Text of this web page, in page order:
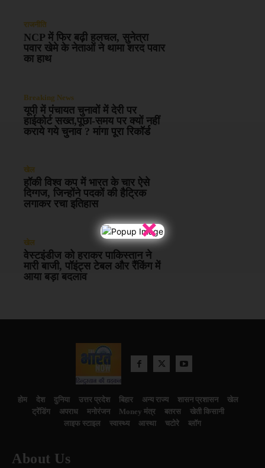
×
राजनीति
NCP में फिर बढ़ी हलचल, सुनेत्रा
पवार खेमे के नेताओं ने थामा शरद पवार
का हाथ
Breaking News
यूपी में पंचायत चुनावों में देरी पर
हाईकोर्ट सख्त,पूछा-समय पर क्यों नहीं
कराये गये चुनाव ? मांगा पूरा रिकॉर्ड
खेल
हॉकी विश्व कप में भारत के चार ऐसे
दिग्गज, जिन्होंने पदकों की हैट्रिक
लगाकर रचा इतिहास
खेल
वेस्टइंडीज को हराकर पाकिस्तान ने
मारी बाजी, पॉइंट्स टेबल और रैंकिंग में
आया बड़ा बदलाव
होम देश दुनिया उत्तर प्रदेश बिहार अन्य राज्य शासन प्रशासन
खेल
ट्रेंडिंग
अपराध मनोरंजन Money मंत्र बतरस
खेती किसानी
लाइफ स्टाइल
स्वास्थ्य आस्था चटोरे ब्लॉग
About Us